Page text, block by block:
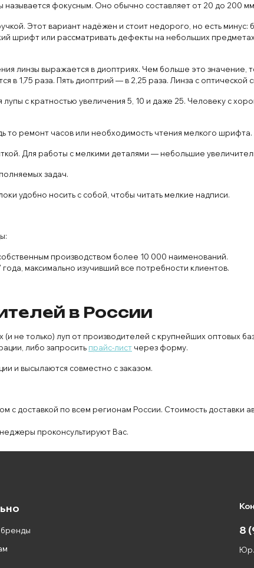
называется фокусным. Оно обычно составляет от 20 до 200
Этот вариант надёжен и стоит недорого, но есть
шрифт или рассматривать дефекты на небольших
линзы выражается в диоптриях. Чем больше это
в 1,75 раза. Пять диоптрий — в 2,25 раза. Линза с
с кратностью увеличения 5, 10 и даже 25. Человеку с
то ремонт часов или необходимость чтения мелкого шрифта.
Для работы с мелкими деталями — небольшие
задач.
удобно носить с собой, чтобы читать мелкие надписи.
производством более 10 000 наименований.
максимально изучивший все потребности клиентов.
в России
не только) луп от производителей с крупнейших оптовых
либо запросить прайс-лист через форму.
и высылаются совместно с заказом.
с доставкой по всем регионам России. Стоимость доставки
проконсультируют Вас.
8
Юр.